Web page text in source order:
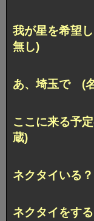
我が星を希望
無し)
あ、埼玉で (
ここに来る予
蔵)
ネクタイいる
ネクタイをす